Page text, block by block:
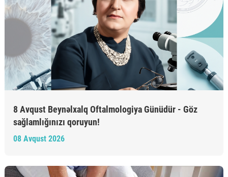
8 Avqust Beynəlxalq Oftalmologiya Günüdür - Göz
sağlamlığınızı qoruyun!
08 Avqust 2026